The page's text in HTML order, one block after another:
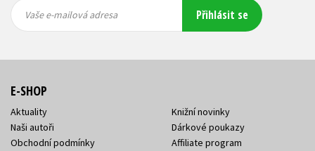
mailová
mailová
Vaše e-mailová adresa Přihlásit se
E-SHOP
Aktuality
Naši autoři
Obchodní podmínky
Knižní novinky
Dárkové poukazy
Affiliate program